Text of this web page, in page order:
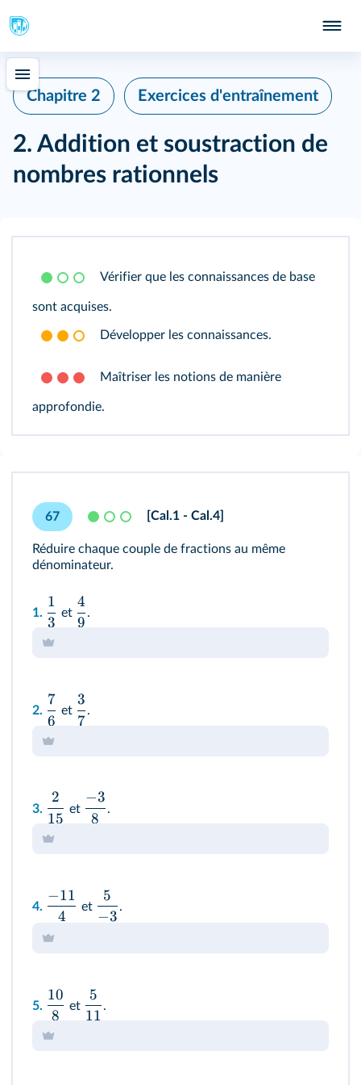
Chapitre 2 Exercices d'entraînement
2. Addition et soustraction de
nombres rationnels
Vérifier que les connaissances de base
sont acquises.
Développer les connaissances.
Maîtriser les notions de manière
approfondie.
67 [Cal.1 - Cal.4]
Réduire chaque couple de fractions au même
dénominateur.
1.
3
1
et
9
4
.
2.
6
7
et
7
3
.
3.
15
2
et
8
−3
.
4.
4
−11
et
−3
5
.
5.
8
10
et
11
5
.